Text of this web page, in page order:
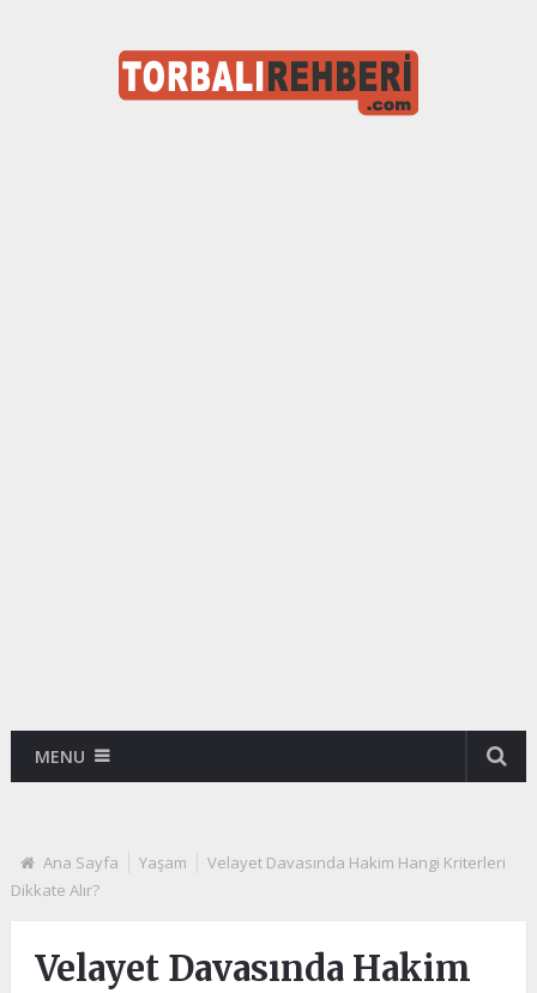
MENU
Ana Sayfa Yaşam
Velayet Davasında Hakim Hangi Kriterleri
Dikkate Alır?
Velayet Davasında Hakim